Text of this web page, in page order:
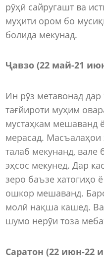
рӯҳӣ сайругашт ва
муҳити ором бо
болида мекунад.
Ҷавзо (22 май-21
Ин рӯз метавонад
тағйироти муҳим
мустаҳкам мешаванд
мерасад. Масъалаҳои
талаб мекунанд,
эҳсос мекунед. Дар
зеро баъзе хатогиҳо
ошкор мешаванд.
молӣ нақша кашед.
шумо нерӯи тоза
Саратон (22 июн-22